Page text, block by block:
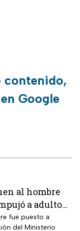
contenido,
Google
al hombre
a adulto
frente a un
fue puesto a
del Ministerio